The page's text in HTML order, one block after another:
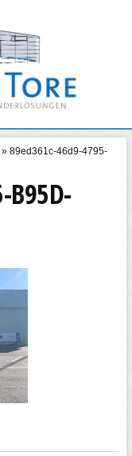
89ed361c-46d9-4795-
B95D-